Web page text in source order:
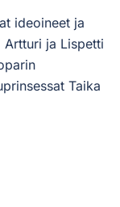
ideoineet ja
Artturi ja Lispetti
Taika